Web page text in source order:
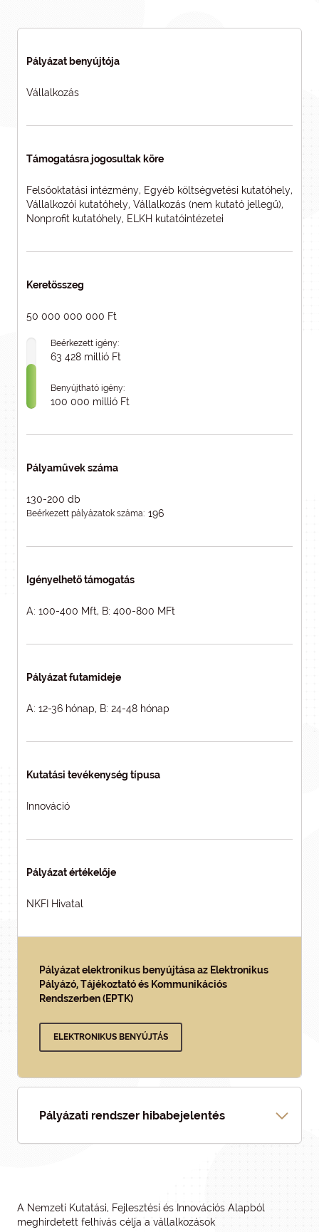
Pályázat benyújtója
Vállalkozás
Támogatásra jogosultak köre
Felsőoktatási intézmény, Egyéb költségvetési kutatóhely,
Vállalkozói kutatóhely, Vállalkozás (nem kutató jellegű),
Nonprofit kutatóhely, ELKH kutatóintézetei
Keretösszeg
50 000 000 000 Ft
Beérkezett igény:
63 428 millió Ft
Benyújtható igény:
100 000 millió Ft
Pályaművek száma
130-200 db
Beérkezett pályázatok száma: 196
Igényelhető támogatás
A: 100-400 Mft, B: 400-800 MFt
Pályázat futamideje
A: 12-36 hónap, B: 24-48 hónap
Kutatási tevékenység típusa
Innováció
Pályázat értékelője
NKFI Hivatal
Pályázat elektronikus benyújtása az Elektronikus
Pályázó, Tájékoztató és Kommunikációs
Rendszerben (EPTK)
ELEKTRONIKUS BENYÚJTÁS
Pályázati rendszer hibabejelentés
A Nemzeti Kutatási, Fejlesztési és Innovációs Alapból
meghirdetett felhívás célja a vállalkozások